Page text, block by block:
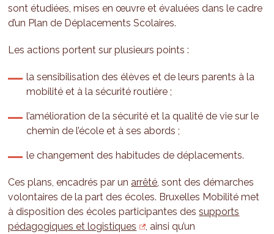
sont étudiées, mises en œuvre et évaluées dans le cadre
d’un Plan de Déplacements Scolaires.
Les actions portent sur plusieurs points :
la sensibilisation des élèves et de leurs parents à la
mobilité et à la sécurité routière ;
l’amélioration de la sécurité et la qualité de vie sur le
chemin de l’école et à ses abords ;
le changement des habitudes de déplacements.
Ces plans, encadrés par un arrêté , sont des démarches
volontaires de la part des écoles. Bruxelles Mobilité met
à disposition des écoles participantes dessupports
pédagogiques et logistiques
, ainsi qu’un